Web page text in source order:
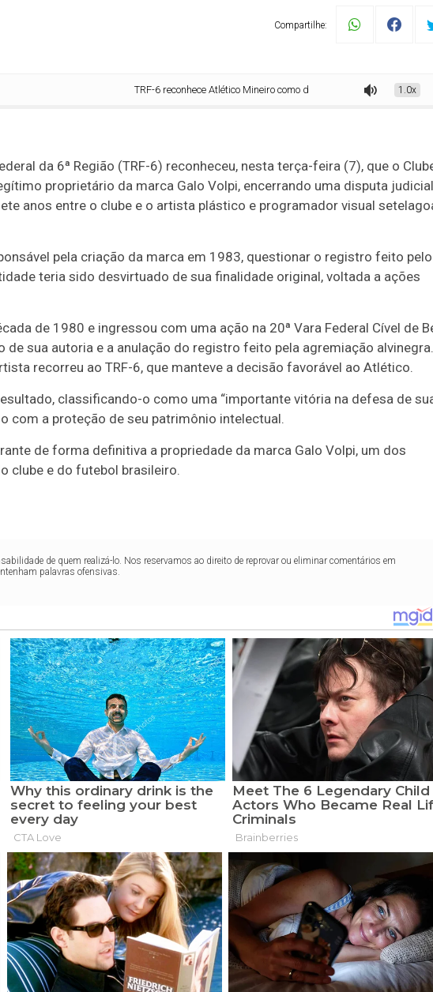
Compartilhe:
TRF-6 reconhece Atlético Mineiro como dono do Galo Volpi após disputa com
1.0x
da 6ª Região (TRF-6) reconheceu, nesta terça-feira (7), que o
proprietário da marca Galo Volpi, encerrando uma disputa judicial
anos entre o clube e o artista plástico e programador visual
pela criação da marca em 1983, questionar o registro feito pelo
teria sido desvirtuado de sua finalidade original, voltada a ações
de 1980 e ingressou com uma ação na 20ª Vara Federal Cível de
sua autoria e a anulação do registro feito pela agremiação
recorreu ao TRF-6, que manteve a decisão favorável ao Atlético.
classificando-o como uma “importante vitória na defesa de
com a proteção de seu patrimônio intelectual.
de forma definitiva a propriedade da marca Galo Volpi, um dos
clube e do futebol brasileiro.
de quem realizá-lo. Nos reservamos ao direito de reprovar ou eliminar comentários em
palavras ofensivas.